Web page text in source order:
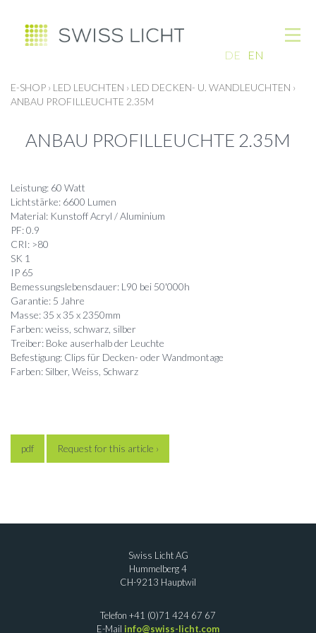
DE EN
E-SHOP › LED LEUCHTEN › LED DECKEN- U. WANDLEUCHTEN ›
ANBAU PROFILLEUCHTE 2.35M
ANBAU PROFILLEUCHTE 2.35M
Leistung: 60 Watt
Lichtstärke: 6600 Lumen
Material: Kunstoff Acryl / Aluminium
PF: 0.9
CRI: >80
SK 1
IP 65
Bemessungslebensdauer: L90 bei 50'000h
Garantie: 5 Jahre
Masse: 35 x 35 x 2350mm
Farben: weiss, schwarz, silber
Treiber: Boke auserhalb der Leuchte
Befestigung: Clips für Decken- oder Wandmontage
Farben: Silber, Weiss, Schwarz
pdf Request for this article ›
Swiss Licht AG
Hummelberg 4
CH-9213 Hauptwil
Telefon +41 (0)71 424 67 67
E-Mail info@swiss-licht.com